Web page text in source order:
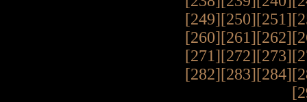
[249][250][251]
[260][261][262]
[271][272][273]
[282][283][284]